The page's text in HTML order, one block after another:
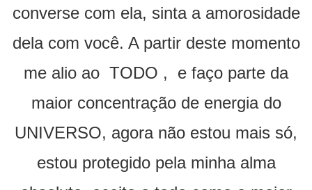
converse com ela, sinta a amorosidade
dela com você. A partir deste momento
me alio ao TODO , e faço parte da
maior concentração de energia do
UNIVERSO, agora não estou mais só,
estou protegido pela minha alma